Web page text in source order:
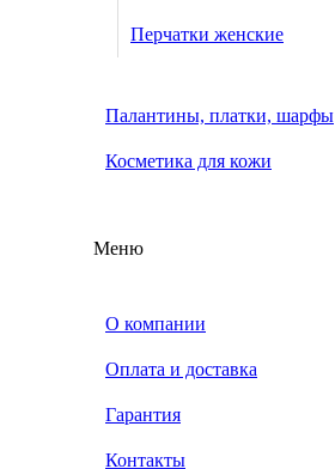
Перчатки женские
Палантины, платки, шарфы
Косметика для кожи
Меню
О компании
Оплата и доставка
Гарантия
Контакты